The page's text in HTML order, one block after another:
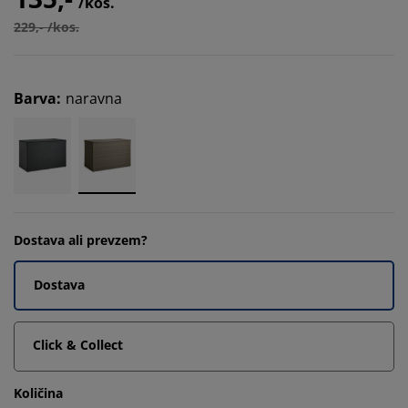
229,- /kos.
Barva: naravna
Dostava ali prevzem?
Dostava
Click & Collect
Količina